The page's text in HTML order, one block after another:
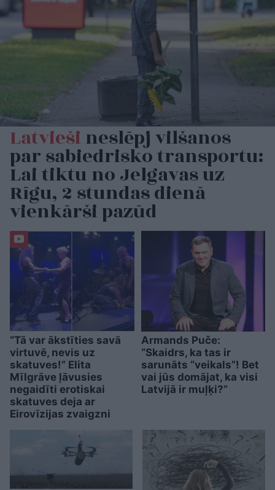
Latviešineslēpj vilšanos
par sabiedrisko transportu:
Lai tiktu no Jelgavas uz
Rīgu, 2 stundas dienā
vienkārši pazūd
“Tā var ākstīties savā
virtuvē, nevis uz
skatuves!” Elita
Mīlgrāve ļāvusies
negaidīti erotiskai
skatuves deja ar
Eirovīzijas zvaigzni
Armands Puče:
“Skaidrs, ka tas ir
sarunāts “veikals”! Bet
vai jūs domājat, ka visi
Latvijā ir muļķi?”